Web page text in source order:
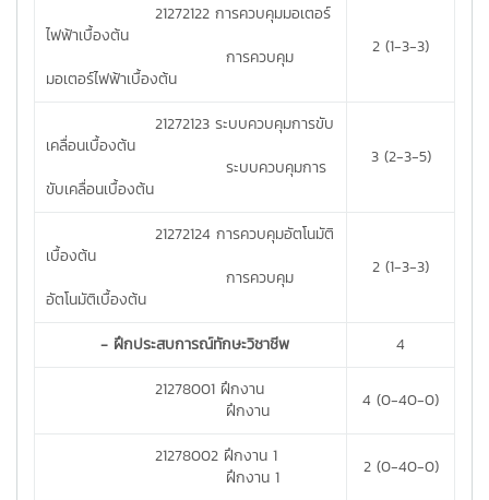
21272122 การควบคุมมอเตอร์
ไฟฟ้าเบื้องต้น
การควบคุม
มอเตอร์ไฟฟ้าเบื้องต้น
2 (1-3-3)
21272123 ระบบควบคุมการขับ
เคลื่อนเบื้องต้น
ระบบควบคุมการ
ขับเคลื่อนเบื้องต้น
3 (2-3-5)
21272124 การควบคุมอัตโนมัติ
เบื้องต้น
การควบคุม
อัตโนมัติเบื้องต้น
2 (1-3-3)
- ฝึกประสบการณ์ทักษะวิชาชีพ
4
21278001 ฝึกงาน
ฝึกงาน
4 (0-40-0)
21278002 ฝึกงาน 1
ฝึกงาน 1
2 (0-40-0)